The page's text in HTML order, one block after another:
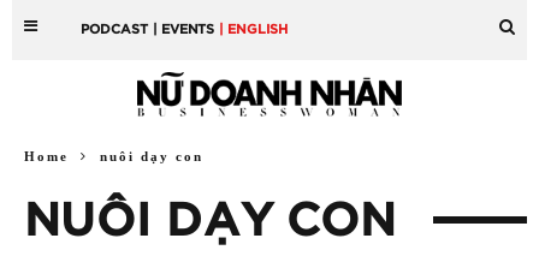
PODCAST | EVENTS | ENGLISH
Home nuôi dạy con
NUÔI DẠY CON